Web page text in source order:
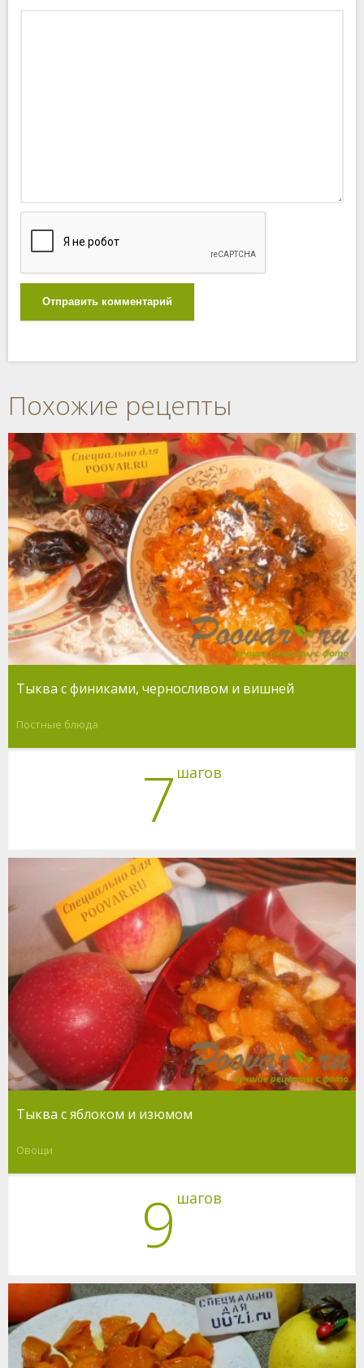
Отправить комментарий
Похожие рецепты
Тыква с финиками, черносливом и вишней
Постные блюда
7 шагов
Тыква с яблоком и изюмом
Овощи
9 шагов